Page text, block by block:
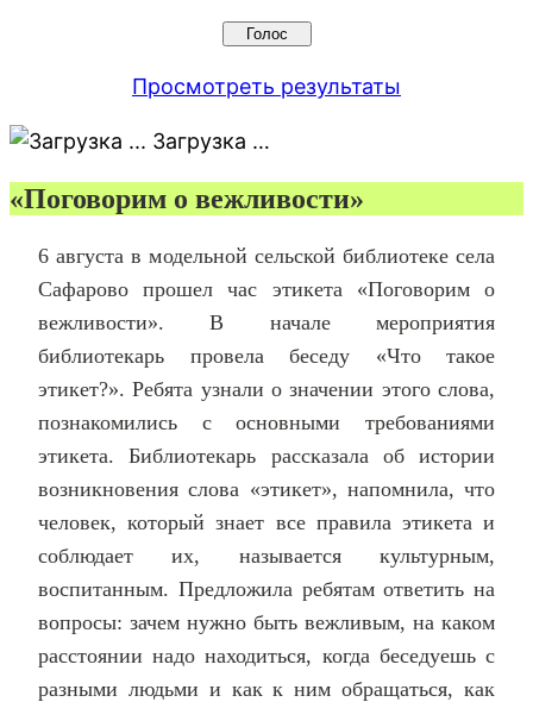
Просмотреть результаты
Загрузка …
«Поговорим о вежливости»
6 августа в модельной сельской библиотеке села
Сафарово прошел час этикета «Поговорим о
вежливости». В начале мероприятия
библиотекарь провела беседу «Что такое
этикет?». Ребята узнали о значении этого слова,
познакомились с основными требованиями
этикета. Библиотекарь рассказала об истории
возникновения слова «этикет», напомнила, что
человек, который знает все правила этикета и
соблюдает их, называется культурным,
воспитанным. Предложила ребятам ответить на
вопросы: зачем нужно быть вежливым, на каком
расстоянии надо находиться, когда беседуешь с
разными людьми и как к ним обращаться, как